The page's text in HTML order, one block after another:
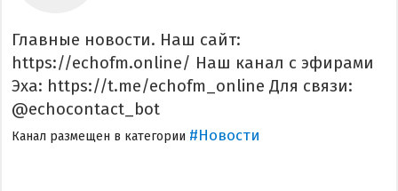
Главные новости. Наш сайт:
https://echofm.online/ Наш канал с эфирами
Эха: https://t.me/echofm_online Для связи:
@echocontact_bot
Канал размещен в категории #Новости